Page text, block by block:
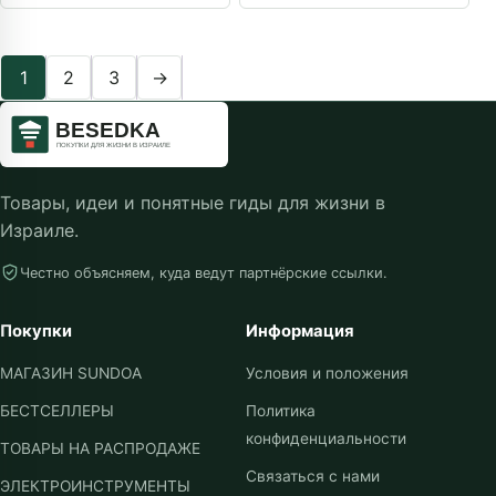
1 2 3 →
Товары, идеи и понятные гиды для жизни в
Израиле.
Честно объясняем, куда ведут партнёрские ссылки.
Покупки
МАГАЗИН SUNDOA
БЕСТСЕЛЛЕРЫ
ТОВАРЫ НА РАСПРОДАЖЕ
ЭЛЕКТРОИНСТРУМЕНТЫ
Информация
Условия и положения
Политика
конфиденциальности
Связаться с нами